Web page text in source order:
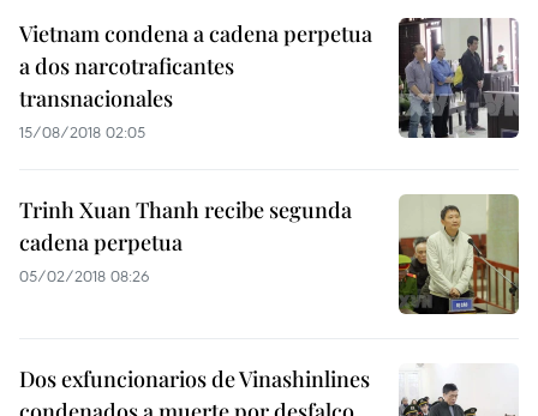
Vietnam condena a cadena perpetua
a dos narcotraficantes
transnacionales
15/08/2018 02:05
Trinh Xuan Thanh recibe segunda
cadena perpetua
05/02/2018 08:26
Dos exfuncionarios de Vinashinlines